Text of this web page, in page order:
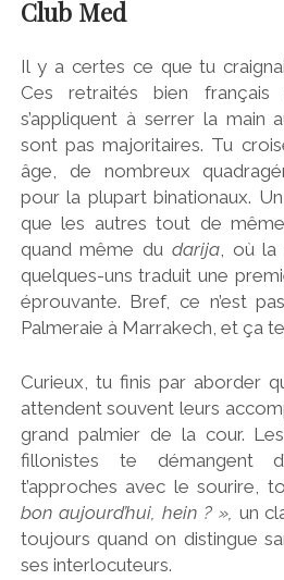
Club Med
Il y a certes ce que tu
Ces retraités bien français
s’appliquent à serrer la main
sont pas majoritaires. Tu
âge, de nombreux
pour la plupart binationaux.
que les autres tout de
quand même du darija, où la
quelques-uns traduit une
éprouvante. Bref, ce n’est
Palmeraie à Marrakech, et ça
Curieux, tu finis par aborder
attendent souvent leurs
grand palmier de la cour.
fillonistes te démangent
t’approches avec le sourire,
bon aujourd’hui, hein ? », un
toujours quand on distingue
ses interlocuteurs.